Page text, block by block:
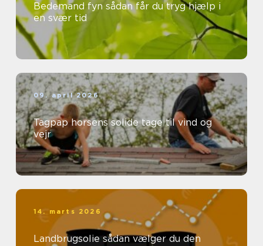
Bedemand fyn sådan får du tryg hjælp i
en svær tid
09. april 2026
Tagpap horsens solide tage til vind og
vejr
14. marts 2026
Landbrugsolie sådan vælger du den